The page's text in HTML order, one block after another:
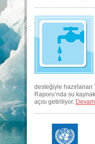
desteğiyle hazırlanan
Raporu’nda su
açısı getiriliyor.